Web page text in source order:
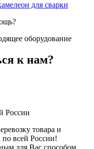
для сварки
оборудование
к нам?
России
товара и
по всей России!
для Вас способом.